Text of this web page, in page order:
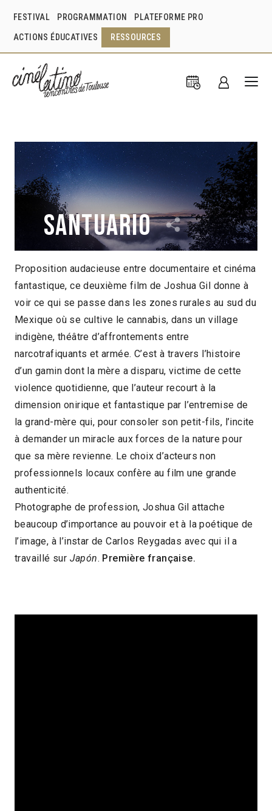
FESTIVAL PROGRAMMATION PLATEFORME PRO
ACTIONS ÉDUCATIVES RESSOURCES
Santuario
Joshua Gil Mexique 2019
1h23
2021 > Compétition Long-métrage de fiction
2020
Proposition audacieuse entre documentaire et cinéma
fantastique, ce deuxième film de Joshua Gil donne à
voir ce qui se passe dans les zones rurales au sud du
Mexique où se cultive le cannabis, dans un village
indigène, théâtre d’affrontements entre
narcotrafiquants et armée. C’est à travers l’histoire
d’un gamin dont la mère a disparu, victime de cette
violence quotidienne, que l’auteur recourt à la
dimension onirique et fantastique par l’entremise de
la grand-mère qui, pour consoler son petit-fils, l’incite
à demander un miracle aux forces de la nature pour
que sa mère revienne. Le choix d’acteurs non
professionnels locaux confère au film une grande
authenticité.
Photographe de profession, Joshua Gil attache
beaucoup d’importance au pouvoir et à la poétique de
l’image, à l’instar de Carlos Reygadas avec qui il a
travaillé sur Japón. Première française.